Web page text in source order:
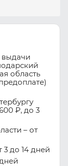
выдачи
область
₽, до 3
– от
до 14 дней